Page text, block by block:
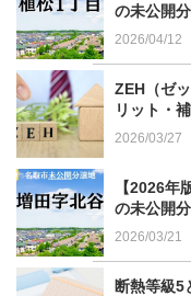
現地では、コンセプ
金相談など家づくり
「北洲USUKOから新
ました！暮らしやシ
部屋数で選ぶ規格住
し違うUSUKOの『新
間』をぜひご体感く
さん）
の未公開
2026/04/12
ZEH（ゼ
リット・
2026/03/27
【2026年
の未公開
2026/03/21
断熱等級5